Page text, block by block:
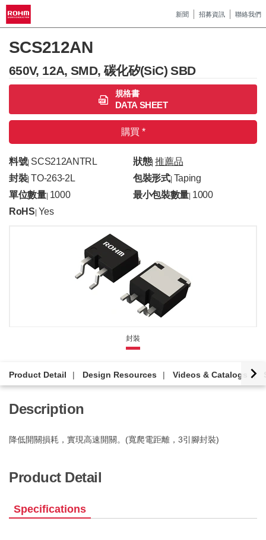
新聞 招募資訊 聯絡我們
SCS212AN
650V, 12A, SMD, 碳化矽(SiC) SBD
規格書
DATA SHEET
購買 *
料號| SCS212ANTRL 狀態|推薦品
封裝| TO-263-2L 包裝形式| Taping
單位數量| 1000 最小包裝數量 1000
RoHS Yes
封裝
Product Detail Design Resources Videos & Catalogs
Description
降低開關損耗，實現高速開關。(寬爬電距離，3引腳封裝)
Product Detail
Specifications